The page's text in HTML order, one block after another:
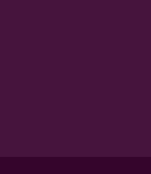
grader – dog skal
da
derfor ikke føles